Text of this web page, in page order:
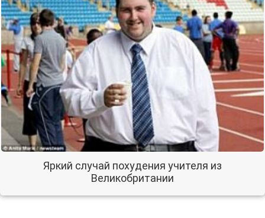
Яркий случай похудения учителя из
Великобритании